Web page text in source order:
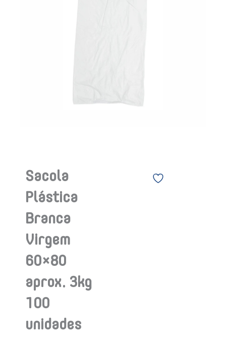
Sacola
Plástica
Branca
Virgem
60×80
aprox. 3kg
100
unidades